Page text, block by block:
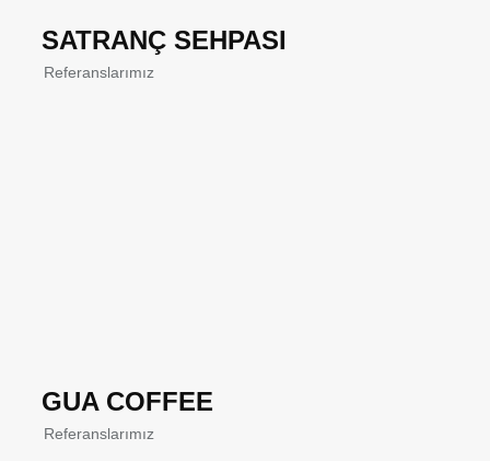
SATRANÇ SEHPASI
Referanslarımız
GUA COFFEE
Referanslarımız